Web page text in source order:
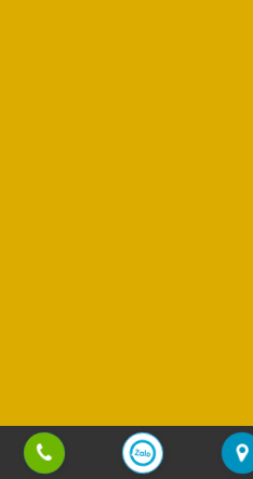
Copyright © 2013 - 2025Sơn Phương Mỹ Lợi